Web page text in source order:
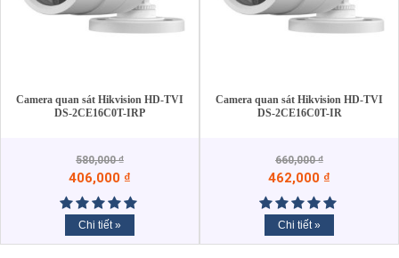
Camera quan sát Hikvision HD-TVI
DS-2CE16C0T-IRP
580,000₫
406,000 ₫
Chi tiết »
Camera quan sát Hikvision HD-TVI
DS-2CE16C0T-IR
660,000₫
462,000 ₫
Chi tiết »